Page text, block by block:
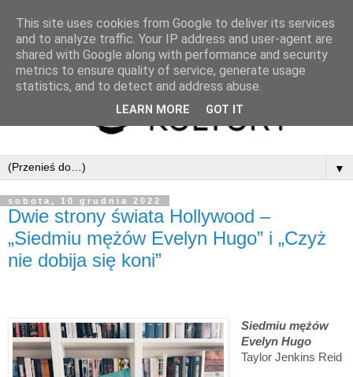
▼
sobota, 10 grudnia 2022
Dwie strony świata Hollywood –
„Siedmiu mężów Evelyn Hugo” i „Czyż
nie dobija się koni”
Siedmiu mężów
Evelyn Hugo
Taylor Jenkins Reid
This site uses cookies from Google to deliver its services
and to analyze traffic. Your IP address and user-agent are
shared with Google along with performance and security
metrics to ensure quality of service, generate usage
statistics, and to detect and address abuse.
LEARN MORE GOT IT